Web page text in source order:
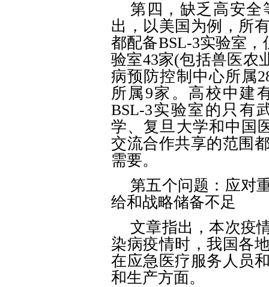
第四，缺乏高安
出，以美国为例，所
都配备BSL-3实验室
验室43家(包括兽医农
病预防控制中心所属
所属9家。高校中建
BSL-3实验室的只有
学、复旦大学和中国
交流合作共享的范围
需要。
第五个问题：应对
给和战略储备不足
文章指出，本次疫
染病疫情时，我国各
在应急医疗服务人员
和生产方面。